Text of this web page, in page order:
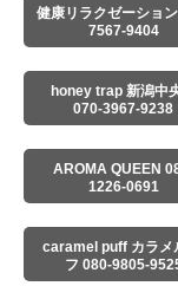
健康リラクゼーショ
7567-9404
honey trap 新潟中
070-3967-9238
AROMA QUEEN
1226-0691
caramel puff カラメ
フ 080-9805-